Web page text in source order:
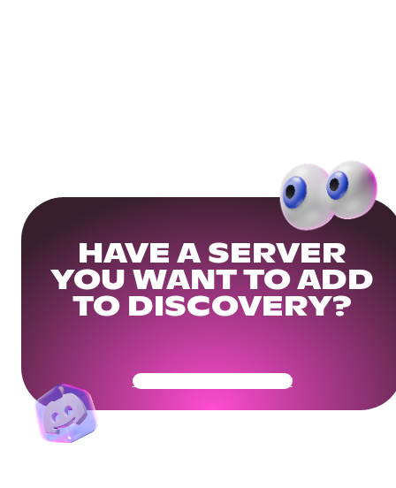
HAVE A SERVER
YOU WANT TO ADD
TO DISCOVERY?
Get Your Community Ready